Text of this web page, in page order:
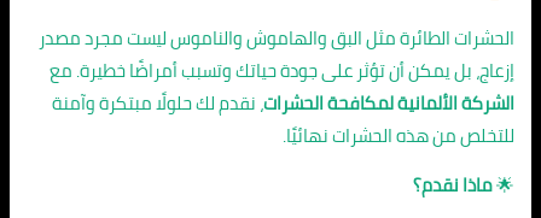
الحشرات الطائرة مثل البق والهاموش والناموس ليست مجرد مصدر
إزعاج، بل يمكن أن تؤثر على جودة حياتك وتسبب أمراضًا خطيرة. مع
الشركة الألمانية لمكافحة الحشرات، نقدم لك حلولًا مبتكرة وآمنة
للتخلص من هذه الحشرات نهائيًا.
🌟ماذا نقدم؟